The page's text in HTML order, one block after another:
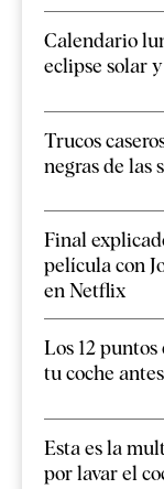
Calendario
eclipse solar
Trucos
negras de las
Final
película con
en Netflix
Los 12 puntos
tu coche
Esta es la
por lavar el